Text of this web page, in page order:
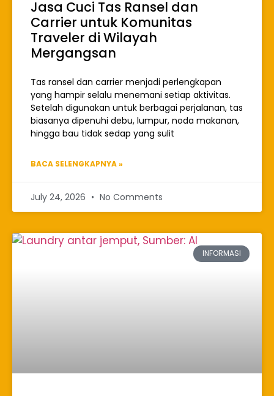
Jasa Cuci Tas Ransel dan
Carrier untuk Komunitas
Traveler di Wilayah
Mergangsan
Tas ransel dan carrier menjadi perlengkapan
yang hampir selalu menemani setiap aktivitas.
Setelah digunakan untuk berbagai perjalanan, tas
biasanya dipenuhi debu, lumpur, noda makanan,
hingga bau tidak sedap yang sulit
BACA SELENGKAPNYA »
July 24, 2026 No Comments
INFORMASI